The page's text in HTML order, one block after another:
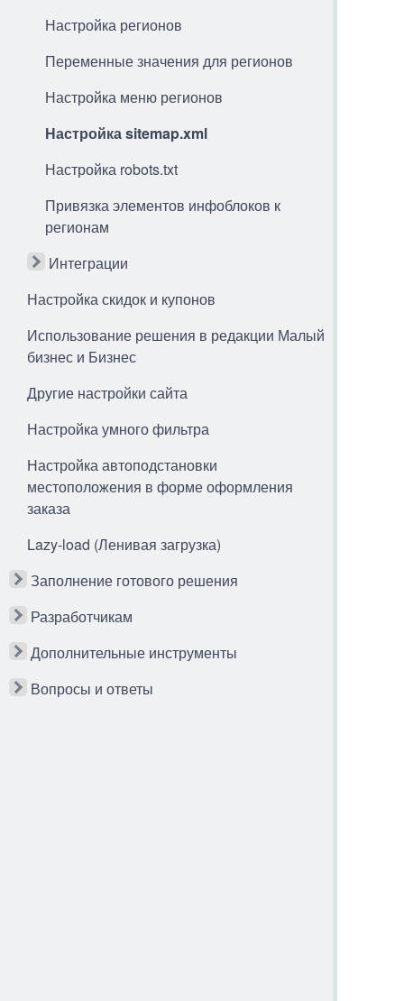
Настройка регионов
Переменные значения для регионов
Настройка меню регионов
Настройка sitemap.xml
Настройка robots.txt
Привязка элементов инфоблоков к
регионам
Интеграции
Настройка скидок и купонов
Использование решения в редакции Малый
бизнес и Бизнес
Другие настройки сайта
Настройка умного фильтра
Настройка автоподстановки
местоположения в форме оформления
заказа
Lazy-load (Ленивая загрузка)
Заполнение готового решения
Разработчикам
Дополнительные инструменты
Вопросы и ответы